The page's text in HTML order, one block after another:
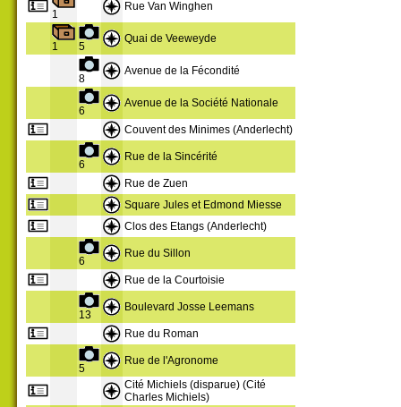
1
Rue Van Winghen
1 5
Quai de Veeweyde
8
Avenue de la Fécondité
6
Avenue de la Société Nationale
Couvent des Minimes (Anderlecht)
6
Rue de la Sincérité
Rue de Zuen
Square Jules et Edmond Miesse
Clos des Etangs (Anderlecht)
6
Rue du Sillon
Rue de la Courtoisie
13
Boulevard Josse Leemans
Rue du Roman
5
Rue de l'Agronome
Cité Michiels (disparue) (Cité
Charles Michiels)